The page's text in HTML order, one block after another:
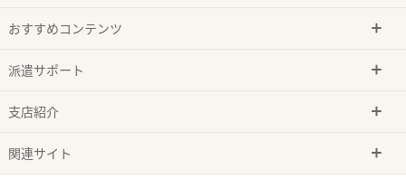
おすすめコンテンツ
派遣サポート
支店紹介
関連サイト